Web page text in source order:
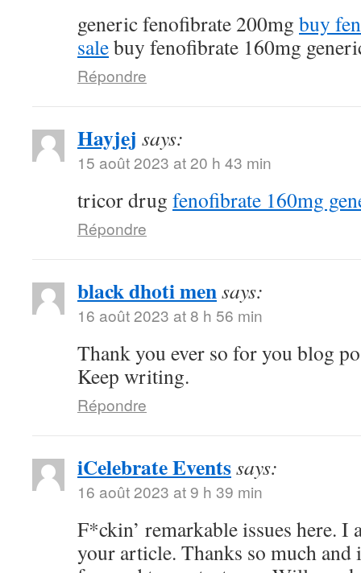
generic fenofibrate 200mg buy
salebuy fenofibrate 160mg
Répondre
Hayjej says:
15 août 2023 at 20 h 43 min
tricor drug fenofibrate 160mg
Répondre
black dhoti mensays:
16 août 2023 at 8 h 56 min
Thank you ever so for you blog
Keep writing.
Répondre
iCelebrate Eventssays:
16 août 2023 at 9 h 39 min
F*ckin’ remarkable issues here. I
your article. Thanks so much and